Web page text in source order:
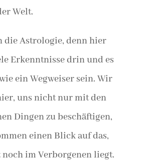
Welt.
die Astrologie, denn hier
Erkenntnisse drin und es
ein Wegweiser sein. Wir
uns nicht nur mit den
Dingen zu beschäftigen,
einen Blick auf das,
im Verborgenen liegt.